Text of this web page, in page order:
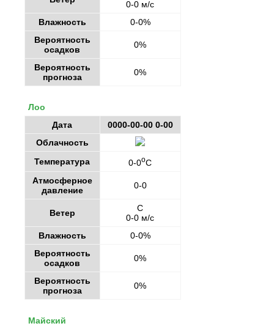
0-0 м/с
Влажность
0-0%
Вероятность
осадков
0%
Вероятность
прогноза
0%
Лоо
Дата
0000-00-00 0-00
Облачность
Температура
0-0oC
Атмосферное
давление
0-0
Ветер
С
0-0 м/с
Влажность
0-0%
Вероятность
осадков
0%
Вероятность
прогноза
0%
Майский